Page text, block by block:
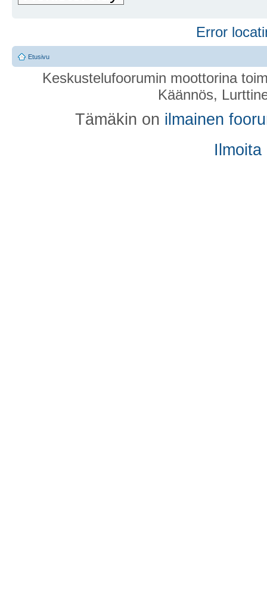
Error
Etusivu
Keskustelufoorumin moottorina
Käännös,
Tämäkin on ilmainen